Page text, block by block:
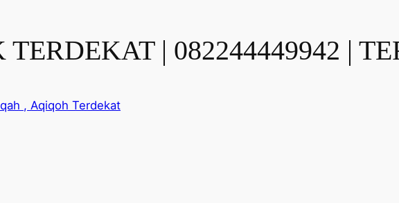
| 082244449942 |
, Aqiqoh Terdekat